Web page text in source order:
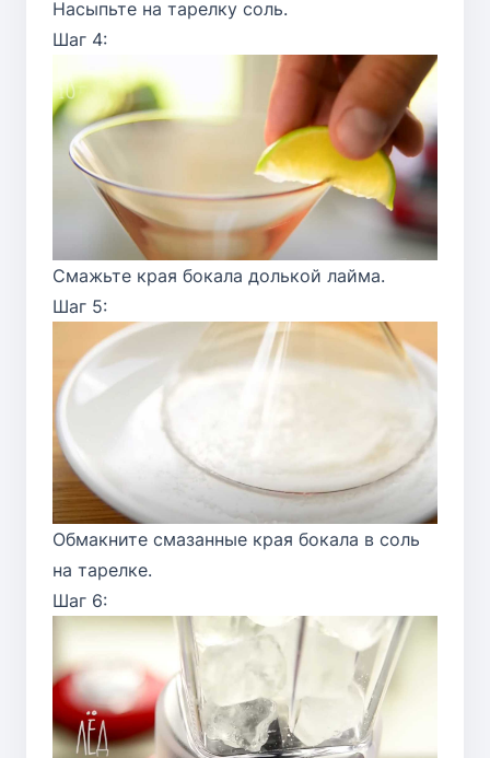
Насыпьте на тарелку соль.
Шаг 4:
Смажьте края бокала долькой лайма.
Шаг 5:
Обмакните смазанные края бокала в соль
на тарелке.
Шаг 6: